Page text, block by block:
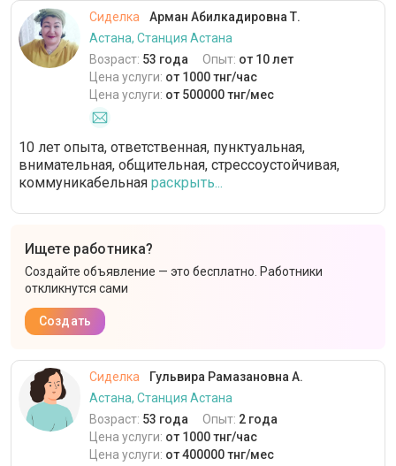
Сиделка
Арман Абилкадировна Т.
Астана, Станция Астана
Возраст: 53 года Опыт: от 10 лет
Цена услуги: от 1000 тнг/час
Цена услуги: от 500000 тнг/мес
10 лет опыта, ответственная, пунктуальная,
внимательная, общительная, стрессоустойчивая,
коммуникабельная раскрыть...
Ищете работника?
Создайте объявление — это бесплатно. Работники
откликнутся сами
Создать
Сиделка
Гульвира Рамазановна А.
Астана, Станция Астана
Возраст: 53 года Опыт: 2 года
Цена услуги: от 1000 тнг/час
Цена услуги: от 400000 тнг/мес